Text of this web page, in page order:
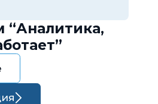
“Аналитика,